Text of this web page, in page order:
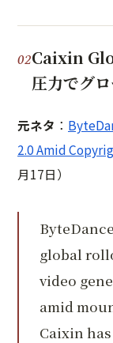
Caixin
圧力でグ
元ネタ ：
2.0 Amid
月17日）
global
video
amid
Caixin